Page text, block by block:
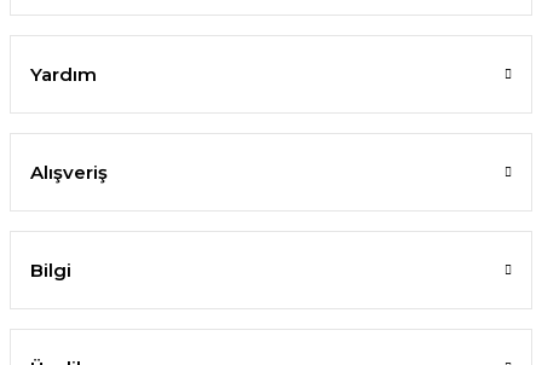
Yardım
Alışveriş
Bilgi